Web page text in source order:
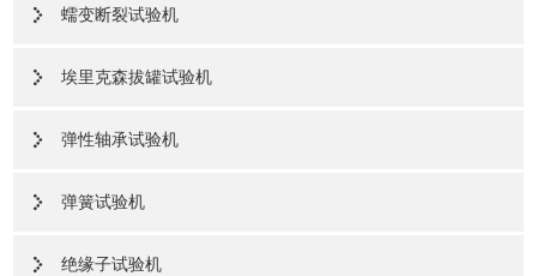
蠕变断裂试验机
埃里克森拔罐试验机
弹性轴承试验机
弹簧试验机
绝缘子试验机